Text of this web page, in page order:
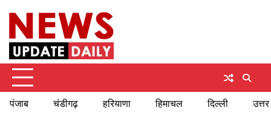
content
पंजाब चंडीगढ़ हरियाणा हिमाचल दिल्ली